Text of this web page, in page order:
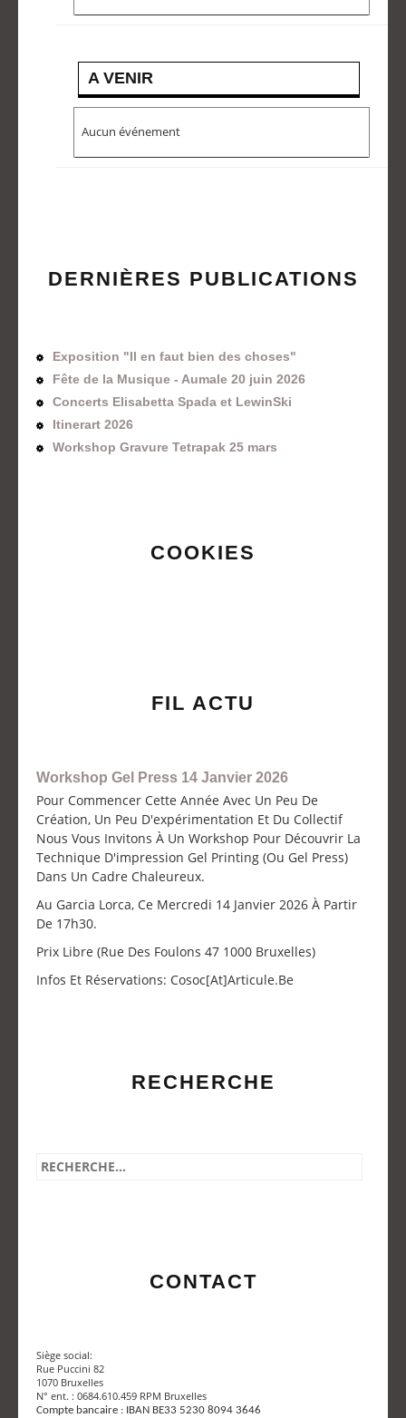
A VENIR
Aucun événement
DERNIÈRES PUBLICATIONS
Exposition "Il en faut bien des choses"
Fête de la Musique - Aumale 20 juin 2026
Concerts Elisabetta Spada et LewinSki
Itinerart 2026
Workshop Gravure Tetrapak 25 mars
COOKIES
FIL ACTU
Workshop Gel Press 14 Janvier 2026
Pour Commencer Cette Année Avec Un Peu De
Création, Un Peu D'expérimentation Et Du Collectif
Nous Vous Invitons À Un Workshop Pour Découvrir La
Technique D'impression Gel Printing (ou Gel Press)
Dans Un Cadre Chaleureux.
Au Garcia Lorca, Ce Mercredi 14 Janvier 2026 À Partir
De 17h30.
Prix Libre (Rue Des Foulons 47 1000 Bruxelles)
Infos Et Réservations: Cosoc[at]articule.be
RECHERCHE
CONTACT
Siège social:
Rue Puccini 82
1070 Bruxelles
N° ent. : 0684.610.459 RPM Bruxelles
Compte bancaire : IBAN BE33 5230 8094 3646